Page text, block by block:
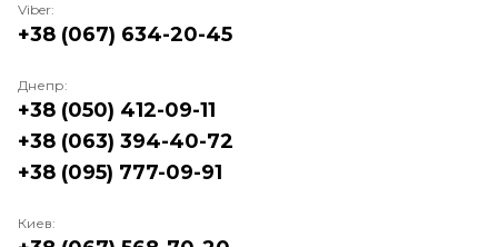
Viber:
+38 (067) 634-20-45
Днепр:
+38 (050) 412-09-11
+38 (063) 394-40-72
+38 (095) 777-09-91
Киев: